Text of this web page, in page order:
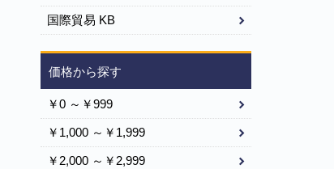
国際貿易 KB
価格から探す
￥0 ～￥999
￥1,000 ～￥1,999
￥2,000 ～￥2,999